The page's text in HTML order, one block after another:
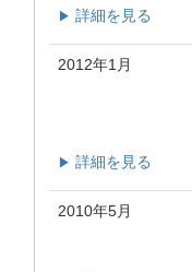
▶ 詳細を見る
2012年1月
▶ 詳細を見る
2010年5月